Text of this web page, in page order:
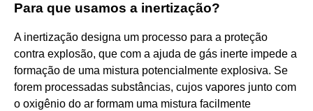
Para que usamos a inertização?
A inertização designa um processo para a proteção
contra explosão, que com a ajuda de gás inerte impede a
formação de uma mistura potencialmente explosiva. Se
forem processadas substâncias, cujos vapores junto com
o oxigênio do ar formam uma mistura facilmente